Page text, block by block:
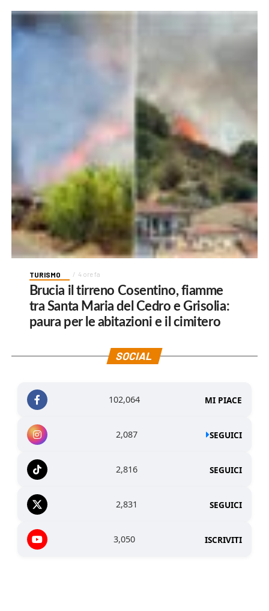
TURISMO 4 ore fa
Brucia il tirreno Cosentino, fiamme
tra Santa Maria del Cedro e Grisolia:
paura per le abitazioni e il cimitero
SOCIAL
102,064 MI PIACE
2,087 SEGUICI
2,816 SEGUICI
2,831 SEGUICI
3,050 ISCRIVITI